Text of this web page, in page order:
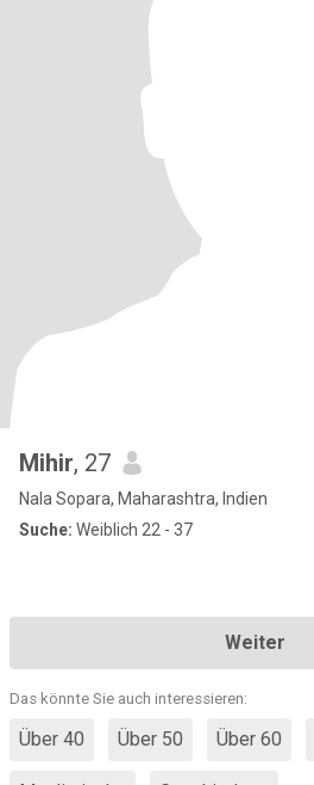
Mihir, 27
Nala Sopara, Maharashtra, Indien
Suche: Weiblich 22 - 37
Weiter
Das könnte Sie auch interessieren:
Über 40 Über 50 Über 60